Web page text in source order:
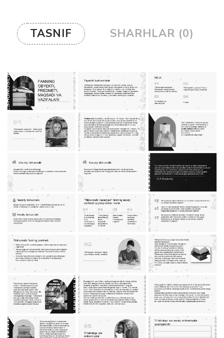
TASNIF SHARHLAR (0)